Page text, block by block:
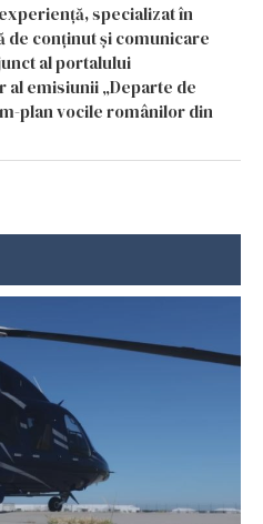
specializat în
de conținut și comunicare
al portalului
emisiunii „Departe de
plan vocile românilor din